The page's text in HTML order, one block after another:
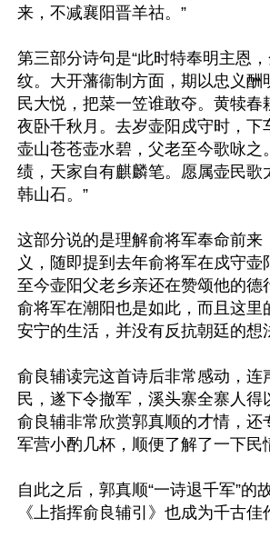
来，不减襄阳晋羊祜。”
第三部分诗句是“此时特奉明主恩
纹。大开藩衞制方面，期以忠义酬
民大悦，把菜一笠谁敢夺。黄犊春
夜卧千秋月。去岁壶阳戍守时，下
壶山苍苍壶水碧，父老至今歌咏之
绩，天家自有麒麟笔。愿属壶民歌
韩山石。”
这部分说的是理解俞将军奉命前来
义，随即提到去年俞将军在戍守壶
至今壶阳父老乡亲还在赞颂他的德
俞将军在潮阳也是如此，而且这里
安宁的生活，并没有反抗朝廷的想
俞良辅读完这首诗后非常感动，连
民，遂下令撤军，溪头寨全寨人得
俞良辅非常欣赏郭真顺的才情，还
军营小酌几杯，顺便了解了一下民
自此之后，郭真顺“一诗退千军”的
《上指挥俞良辅引》也成为千古佳